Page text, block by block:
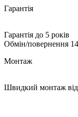
Гарантія
Гарантія до 5 років
Обмін/повернення
Монтаж
Швидкий монтаж від